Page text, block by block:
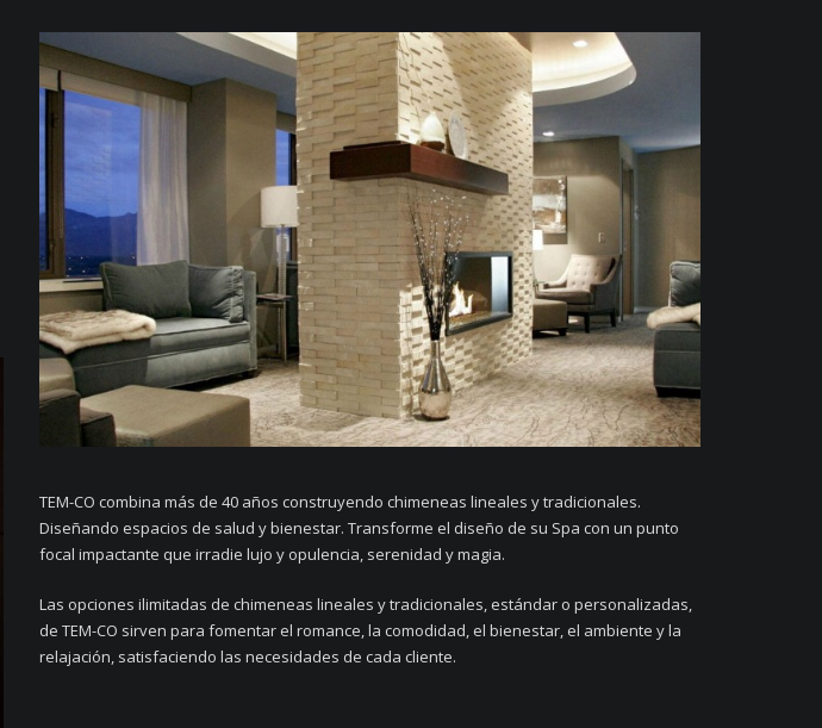
TEM-CO combina más de 40 años construyendo chimeneas lineales y tradicionales.
Diseñando espacios de salud y bienestar. Transforme el diseño de su Spa con un punto
focal impactante que irradie lujo y opulencia, serenidad y magia.
Las opciones ilimitadas de chimeneas lineales y tradicionales, estándar o personalizadas,
de TEM-CO sirven para fomentar el romance, la comodidad, el bienestar, el ambiente y la
relajación, satisfaciendo las necesidades de cada cliente.